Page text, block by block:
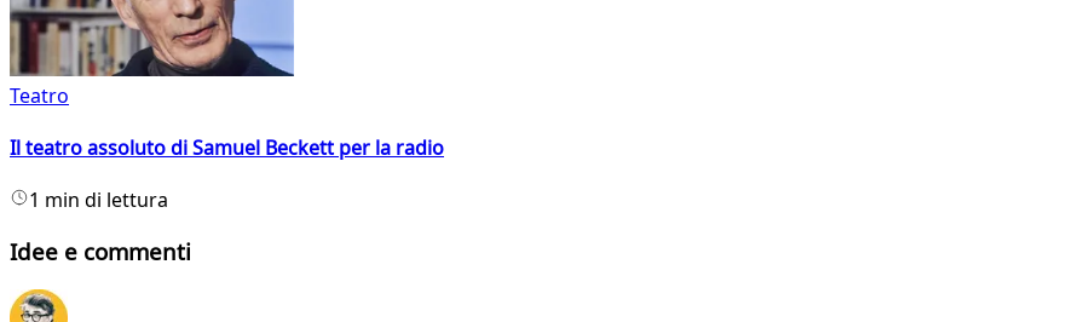
Teatro
Il teatro assoluto di Samuel Beckett per la radio
1 min di lettura
Idee e commenti